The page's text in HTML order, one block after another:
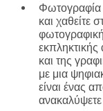
Φωτογραφία
και χαθείτε
εκπληκτικής
και της
με μια
είναι ένας